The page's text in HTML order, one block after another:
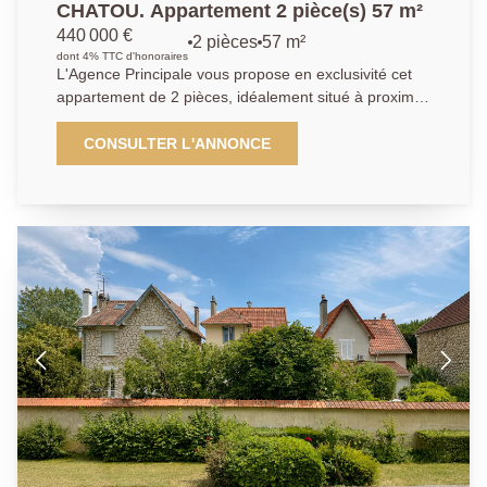
CHATOU. Appartement 2 pièce(s) 57 m²
440 000 €
dont 4% TTC d'honoraires
2 pièces 57 m²
L'Agence Principale vous propose en exclusivité cet
appartement de 2 pièces, idéalement situé à proximité
immédiate de la place Berteaux. Triangle d'or. A
moins de 5 mn à pied de la gare de Chatou donnant
accès au RER A, cet appartement de deux pièces
dégagement avec rangements, un séjour 18 m² avec
un balcon de 11 m², une cuisine aménagée et
équipée pouvant être ouverte sur le séjour si on le
désire, ainsi qu'une grande chambre de 15.4m², une
salle d'eau et un WC. Un emplacement de parking en
sous-sol et une cave complètent le bien. Profitez d'un
emplacement idéal, à proximité immédiate de toutes
les commodités , pour un quotidien pratique et
agréable.
CONSULTER L'ANNONCE